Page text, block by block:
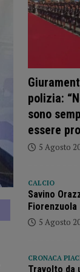
polizia:
sono
essere
5 Agosto
CALCIO
Savino
Fiorenzuola
5 Agosto
CRONACA
Travolto da